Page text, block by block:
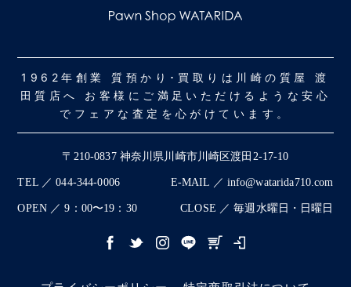
1962年創業 質預かり･買取りは川崎の質屋 渡
田質店へ お客様にご満足いただけるような安心
でフェアな査定を心がけています。
〒210-0837 神奈川県川崎市川崎区渡田2-17-10
TEL ／ 044-344-0006 E-MAIL ／ info@watarida710.com
OPEN ／ 9：00〜19：30 CLOSE ／ 毎週水曜日・日曜日